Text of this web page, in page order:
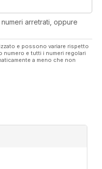
arretrati, oppure
e possono variare rispetto
e tutti i numeri regolari
a meno che non